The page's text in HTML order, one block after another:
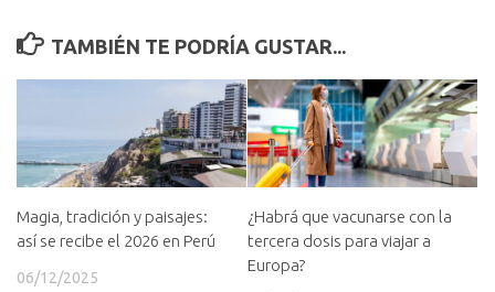
TAMBIÉN TE PODRÍA GUSTAR...
Magia, tradición y paisajes:
así se recibe el 2026 en Perú
06/12/2025
¿Habrá que vacunarse con la
tercera dosis para viajar a
Europa?